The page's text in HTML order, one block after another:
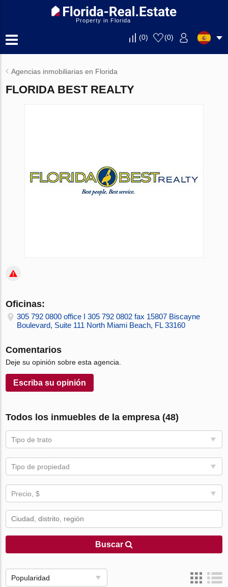
Property in Florida
(0) (0)
Agencias inmobiliarias en Florida
FLORIDA BEST REALTY
Oficinas:
305 792 0800 office I 305 792 0802 fax 15807 Biscayne
Boulevard, Suite 111 North Miami Beach, FL 33160
Comentarios
Deje su opinión sobre esta agencia.
Escriba su opinión
Todos los inmuebles de la empresa (48)
Tipo de trato
Tipo de propiedad
Precio, $
Buscar
Popularidad